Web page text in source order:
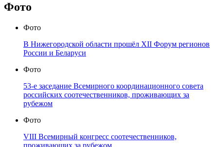
Фото
Фото
В Нижегородской области прошёл XII Форум регионов
России и Беларуси
Фото
53-е заседание Всемирного координационного совета
российских соотечественников, проживающих за
рубежом
Фото
VIII Всемирный конгресс соотечественников,